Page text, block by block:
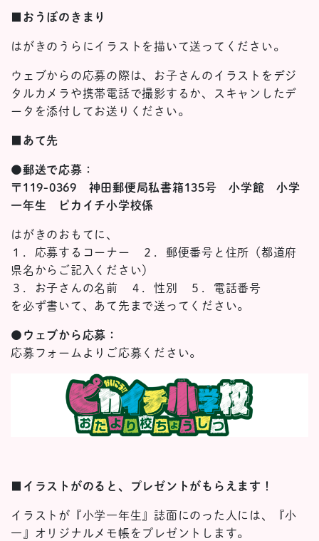
■おうぼのきまり
はがきのうらにイラストを描いて送ってください。
ウェブからの応募の際は、お子さんのイラストをデジ
タルカメラや携帯電話で撮影するか、スキャンしたデ
ータを添付してお送りください。
■あて先
●郵送で応募：
〒119-0369 神田郵便局私書箱135号 小学館 小学
一年生 ピカイチ小学校係
はがきのおもてに、
１．応募するコーナー ２．郵便番号と住所（都道府
県名からご記入ください）
３．お子さんの名前 ４．性別 ５．電話番号
を必ず書いて、あて先まで送ってください。
●ウェブから応募：
応募フォームよりご応募ください。
■イラストがのると、プレゼントがもらえます！
イラストが『小学一年生』誌面にのった人には、『小
一』オリジナルメモ帳をプレゼントします。